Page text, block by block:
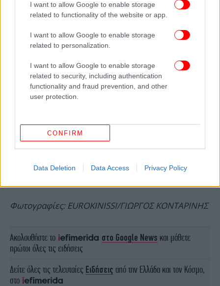
I want to allow Google to enable storage
related to functionality of the website or app.
I want to allow Google to enable storage
related to personalization.
I want to allow Google to enable storage
related to security, including authentication
functionality and fraud prevention, and other
user protection.
CONFIRM
Data Deletion Data Access Privacy Policy
Φωτογραφίες: EUROKINISSI/ΓΙΩΡΓΟΣ ΚΟΝΤΑΡΙΝΗΣ
Ακολουθήστε το στο Google News και μάθετε
πρώτοι όλες τις ειδήσεις
Δείτε όλες τις τελευταίες Ειδήσεις από την Ελλάδα και τον Κόσμο,
στο